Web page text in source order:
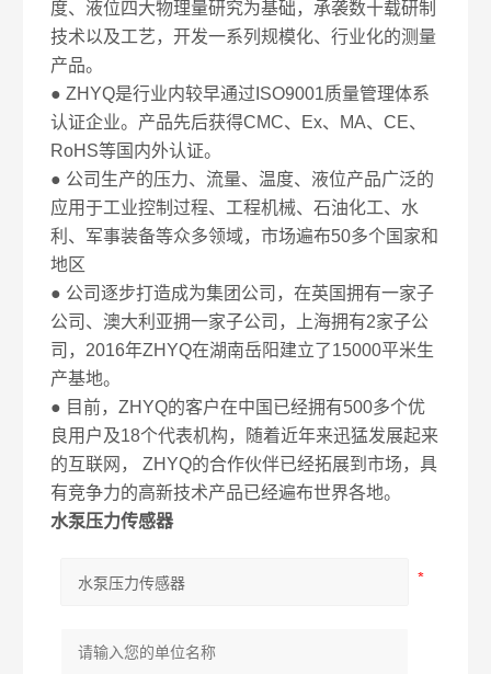
度、液位四大物理量研究为基础，承袭数十载研制
技术以及工艺，开发一系列规模化、行业化的测量
产品。
● ZHYQ是行业内较早通过ISO9001质量管理体系
认证企业。产品先后获得CMC、Ex、MA、CE、
RoHS等国内外认证。
● 公司生产的压力、流量、温度、液位产品广泛的
应用于工业控制过程、工程机械、石油化工、水
利、军事装备等众多领域，市场遍布50多个国家和
地区
● 公司逐步打造成为集团公司，在英国拥有一家子
公司、澳大利亚拥一家子公司，上海拥有2家子公
司，2016年ZHYQ在湖南岳阳建立了15000平米生
产基地。
● 目前，ZHYQ的客户在中国已经拥有500多个优
良用户及18个代表机构，随着近年来迅猛发展起来
的互联网， ZHYQ的合作伙伴已经拓展到市场，具
有竞争力的高新技术产品已经遍布世界各地。
水泵压力传感器